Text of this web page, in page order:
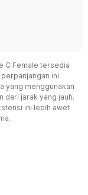
C Female tersedia
ini
yang menggunakan
dari jarak yang jauh.
ini lebih awet
Type C